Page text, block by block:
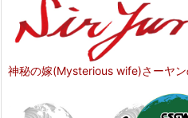
神秘の嫁(Mysterious wife)さーヤン